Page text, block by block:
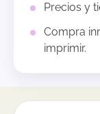
Precios y
Compra
imprimir.